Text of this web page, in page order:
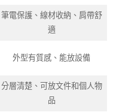
筆電保護、線材收納、肩帶舒
適
外型有質感、能放設備
分層清楚、可放文件和個人物
品